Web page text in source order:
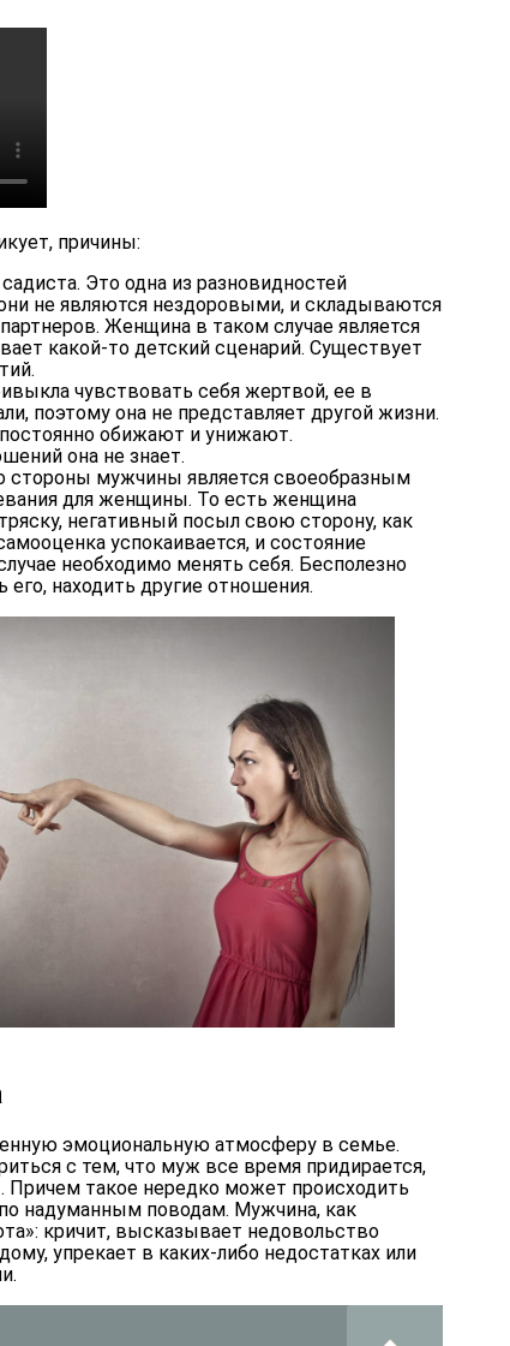
причины:
Это одна из разновидностей
не являются нездоровыми, и складываются
Женщина в таком случае является
какой-то детский сценарий. Существует
чувствовать себя жертвой, ее в
поэтому она не представляет другой жизни.
обижают и унижают.
она не знает.
стороны мужчины является своеобразным
для женщины. То есть женщина
негативный посыл свою сторону, как
успокаивается, и состояние
необходимо менять себя. Бесполезно
находить другие отношения.
эмоциональную атмосферу в семье.
с тем, что муж все время придирается,
Причем такое нередко может происходить
надуманным поводам. Мужчина, как
кричит, высказывает недовольство
упрекает в каких-либо недостатках или